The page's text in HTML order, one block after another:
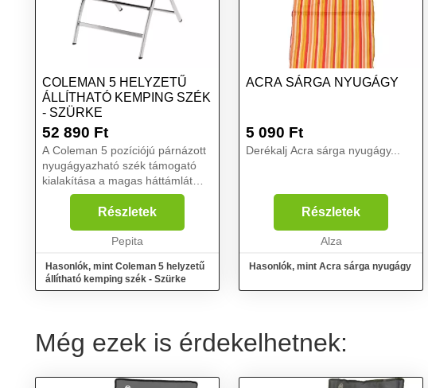
COLEMAN 5 HELYZETŰ
ÁLLÍTHATÓ KEMPING SZÉK
- SZÜRKE
52 890 Ft
A Coleman 5 pozíciójú párnázott
nyugágyazható szék támogató
kialakítása a magas háttámlát
párnázott fejtámlával kombinálja,
hogy csökkentse a hátra és a
nyakra nehezedő nyomást. Az öt
hátradőlési pozí...
Részletek
Pepita
Hasonlók, mint Coleman 5 helyzetű
állítható kemping szék - Szürke
ACRA SÁRGA NYUGÁGY
5 090 Ft
Derékalj Acra sárga nyugágy...
Részletek
Alza
Hasonlók, mint Acra sárga nyugágy
Még ezek is érdekelhetnek: